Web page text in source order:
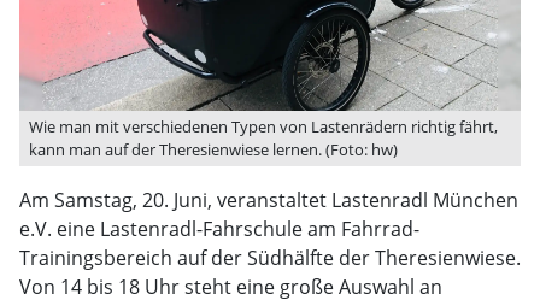
Wie man mit verschiedenen Typen von Lastenrädern richtig fährt,
kann man auf der Theresienwiese lernen. (Foto: hw)
Am Samstag, 20. Juni, veranstaltet Lastenradl München
e.V. eine Lastenradl-Fahrschule am Fahrrad-
Trainingsbereich auf der Südhälfte der Theresienwiese.
Von 14 bis 18 Uhr steht eine große Auswahl an